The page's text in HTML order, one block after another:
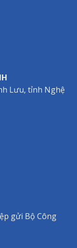
Lưu, tỉnh Nghệ
gửi Bộ Công